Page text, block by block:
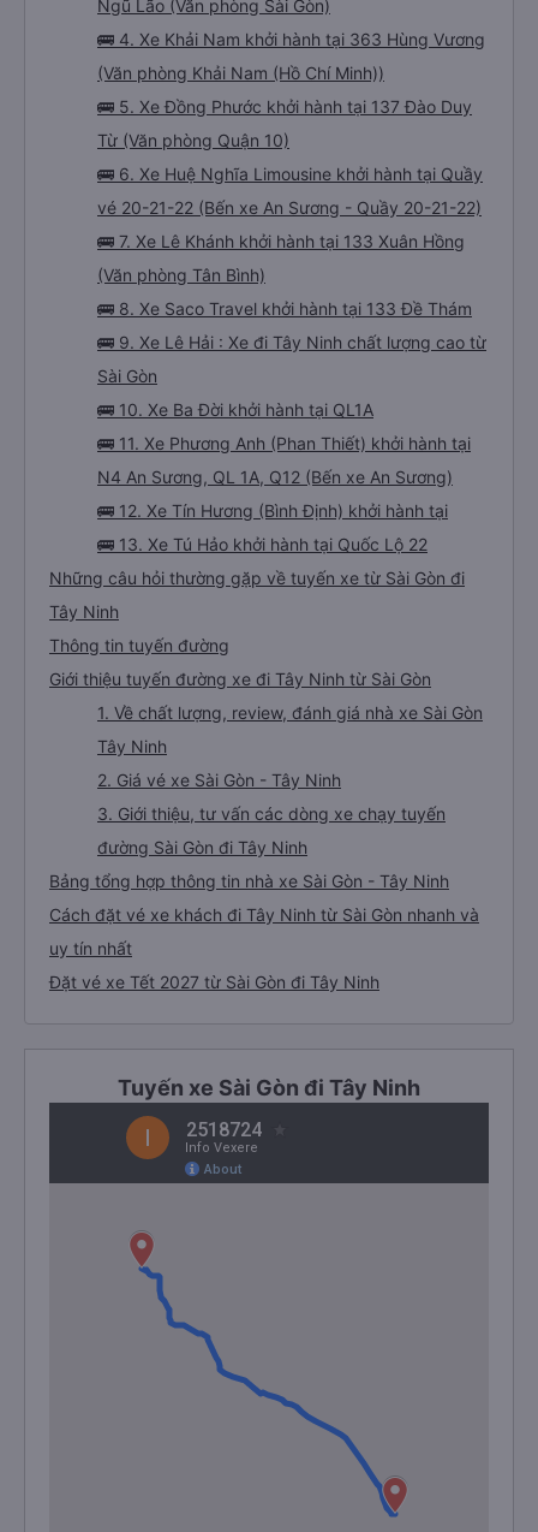
Ngũ Lão (Văn phòng Sài Gòn)
🚌 4. Xe Khải Nam khởi hành tại 363 Hùng Vương
(Văn phòng Khải Nam (Hồ Chí Minh))
🚌 5. Xe Đồng Phước khởi hành tại 137 Đào Duy
Từ (Văn phòng Quận 10)
🚌 6. Xe Huệ Nghĩa Limousine khởi hành tại Quầy
vé 20-21-22 (Bến xe An Sương - Quầy 20-21-22)
🚌 7. Xe Lê Khánh khởi hành tại 133 Xuân Hồng
(Văn phòng Tân Bình)
🚌 8. Xe Saco Travel khởi hành tại 133 Đề Thám
🚌 9. Xe Lê Hải : Xe đi Tây Ninh chất lượng cao từ
Sài Gòn
🚌 10. Xe Ba Đời khởi hành tại QL1A
🚌 11. Xe Phương Anh (Phan Thiết) khởi hành tại
N4 An Sương, QL 1A, Q12 (Bến xe An Sương)
🚌 12. Xe Tín Hương (Bình Định) khởi hành tại
🚌 13. Xe Tú Hảo khởi hành tại Quốc Lộ 22
Những câu hỏi thường gặp về tuyến xe từ Sài Gòn đi
Tây Ninh
Thông tin tuyến đường
Giới thiệu tuyến đường xe đi Tây Ninh từ Sài Gòn
1. Về chất lượng, review, đánh giá nhà xe Sài Gòn
Tây Ninh
2. Giá vé xe Sài Gòn - Tây Ninh
3. Giới thiệu, tư vấn các dòng xe chạy tuyến
đường Sài Gòn đi Tây Ninh
Bảng tổng hợp thông tin nhà xe Sài Gòn - Tây Ninh
Cách đặt vé xe khách đi Tây Ninh từ Sài Gòn nhanh và
uy tín nhất
Đặt vé xe Tết 2027 từ Sài Gòn đi Tây Ninh
Tuyến xe Sài Gòn đi Tây Ninh